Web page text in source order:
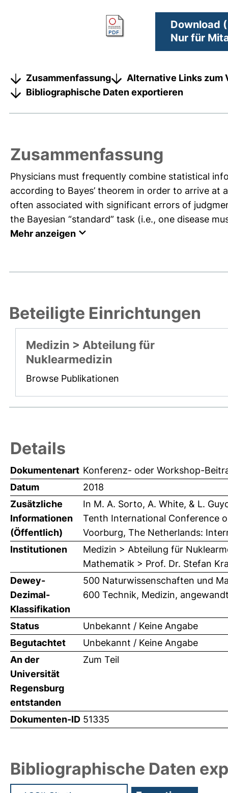
Download
Nur für
Zusammenfassung
Alternative Links zum
Bibliographische Daten exportieren
Zusammenfassung
Physicians must frequently combine statistical
according to Bayes’ theorem in order to arrive at
often associated with significant errors of
the Bayesian “standard” task (i.e., one disease
Mehr anzeigen
Beteiligte Einrichtungen
Medizin > Abteilung für
Nuklearmedizin
Browse Publikationen
Details
Dokumentenart Konferenz- oder Workshop-
Datum
2018
Zusätzliche
Informationen
(Öffentlich)
In M. A. Sorto, A. White, & L.
Tenth International Conference
Voorburg, The Netherlands:
Institutionen
Medizin > Abteilung für
Mathematik > Prof. Dr. Stefan
Dewey-
Dezimal-
Klassifikation
500 Naturwissenschaften und
600 Technik, Medizin,
Status
Unbekannt / Keine Angabe
Begutachtet
Unbekannt / Keine Angabe
An der
Universität
Regensburg
entstanden
Zum Teil
Dokumenten-ID 51335
Bibliographische Daten